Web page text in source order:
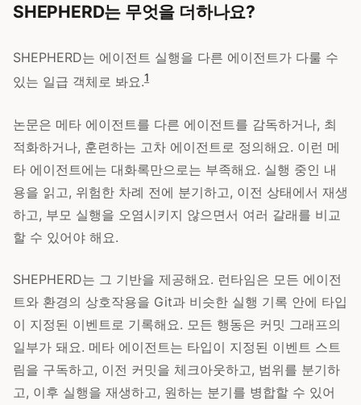
SHEPHERD는 무엇을 더하나요?
SHEPHERD는 에이전트 실행을 다른 에이전트가 다룰 수
있는 일급 객체로 봐요.1
논문은 메타 에이전트를 다른 에이전트를 감독하거나, 최
적화하거나, 훈련하는 고차 에이전트로 정의해요. 이런 메
타 에이전트에는 대화록만으로는 부족해요. 실행 중인 내
용을 읽고, 위험한 차례 전에 분기하고, 이전 상태에서 재생
하고, 부모 실행을 오염시키지 않으면서 여러 갈래를 비교
할 수 있어야 해요.
SHEPHERD는 그 기반을 제공해요. 런타임은 모든 에이전
트와 환경의 상호작용을 Git과 비슷한 실행 기록 안에 타입
이 지정된 이벤트로 기록해요. 모든 행동은 커밋 그래프의
일부가 돼요. 메타 에이전트는 타입이 지정된 이벤트 스트
림을 구독하고, 이전 커밋을 체크아웃하고, 범위를 분기하
고, 이후 실행을 재생하고, 원하는 분기를 병합할 수 있어